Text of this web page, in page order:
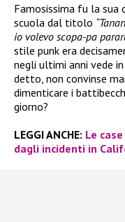
Famosissima fu la sua
scuola dal titolo
io volevo scopa-pa
stile punk era
negli ultimi anni vede
detto, non convinse
dimenticare i
giorno?
LEGGI ANCHE: Le
dagli incidenti in